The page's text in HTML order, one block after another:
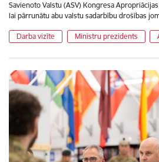
Savienoto Valstu (ASV) Kongresa
lai pārrunātu abu valstu sadarbību drošības
Darba vizīte Ministru prezidents